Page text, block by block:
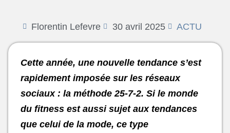
Florentin Lefevre 30 avril 2025 ACTU
Cette année, une nouvelle tendance s’est
rapidement imposée sur les réseaux
sociaux : la méthode 25-7-2. Si le monde
du fitness est aussi sujet aux tendances
que celui de la mode, ce type